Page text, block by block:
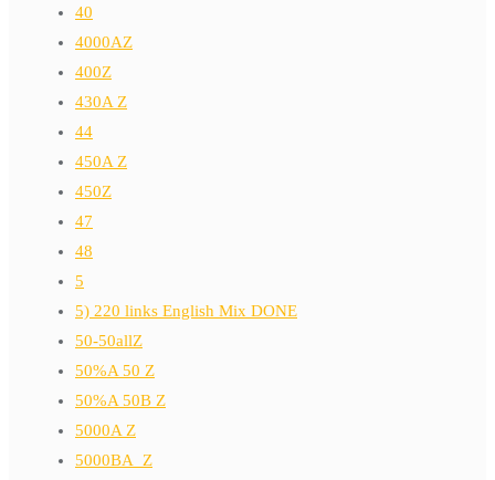
40
4000AZ
400Z
430A Z
44
450A Z
450Z
47
48
5
5) 220 links English Mix DONE
50-50allZ
50%A 50 Z
50%A 50B Z
5000A Z
5000BA_Z